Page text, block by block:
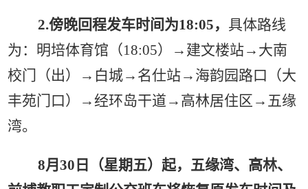
2.傍晚回程发车时间为18:05， 具体路线
为：明培体育馆（18:05）→建文楼站→大南
校门（出）→白城→名仕站→海韵园路口（大
丰苑门口）→经环岛干道→高林居住区→五缘
湾。
8月30日（星期五）起，五缘湾、高林、